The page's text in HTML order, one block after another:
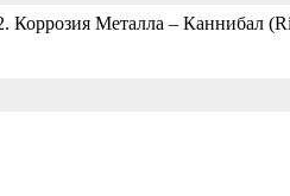
Коррозия Металла ‎– Каннибал